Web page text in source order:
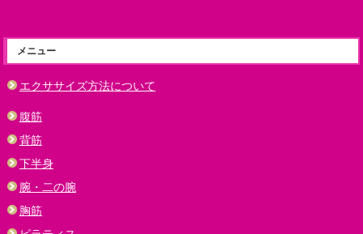
メニュー
エクササイズ方法について
腹筋
背筋
下半身
腕・二の腕
胸筋